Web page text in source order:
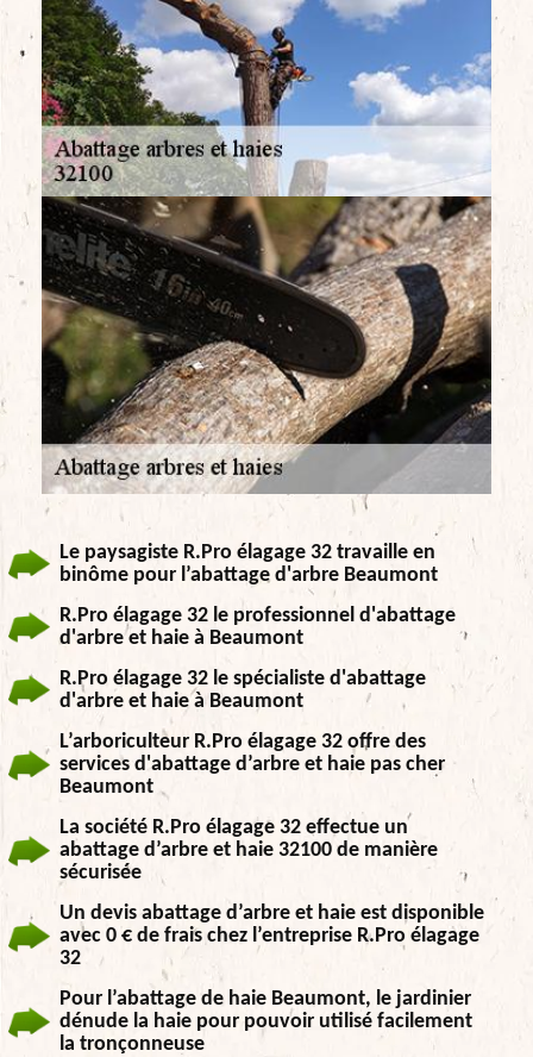
Le paysagiste R.Pro élagage 32 travaille en
binôme pour l’abattage d'arbre Beaumont
R.Pro élagage 32 le professionnel d'abattage
d'arbre et haie à Beaumont
R.Pro élagage 32 le spécialiste d'abattage
d'arbre et haie à Beaumont
L’arboriculteur R.Pro élagage 32 offre des
services d'abattage d’arbre et haie pas cher
Beaumont
La société R.Pro élagage 32 effectue un
abattage d’arbre et haie 32100 de manière
sécurisée
Un devis abattage d’arbre et haie est disponible
avec 0 € de frais chez l’entreprise R.Pro élagage
32
Pour l’abattage de haie Beaumont, le jardinier
dénude la haie pour pouvoir utilisé facilement
la tronçonneuse